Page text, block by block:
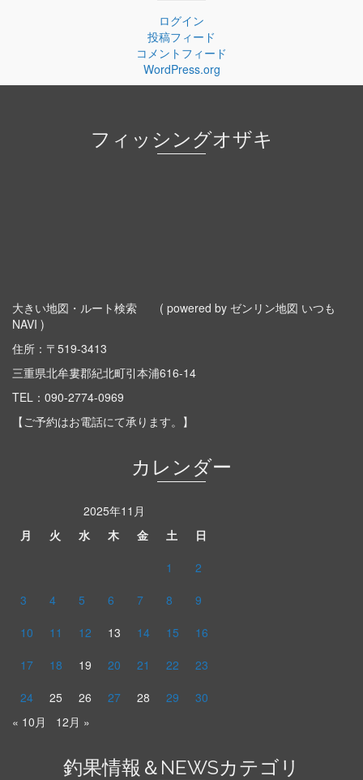
ログイン
投稿フィード
コメントフィード
WordPress.org
フィッシングオザキ
大きい地図・ルート検索
( powered by ゼンリン地図 いつも
NAVI )
住所：〒519-3413
三重県北牟婁郡紀北町引本浦616-14
TEL： 090-2774-0969
【ご予約はお電話にて承ります。】
カレンダー
2025年11月
月
火 水 木 金 土
日
1
2
3
4 5 6 7 8
9
10
11 12 13 14 15
16
17
18 19 20 21 22
23
24
25 26 27 28 29
30
« 10月
12月 »
釣果情報＆NEWSカテゴリ